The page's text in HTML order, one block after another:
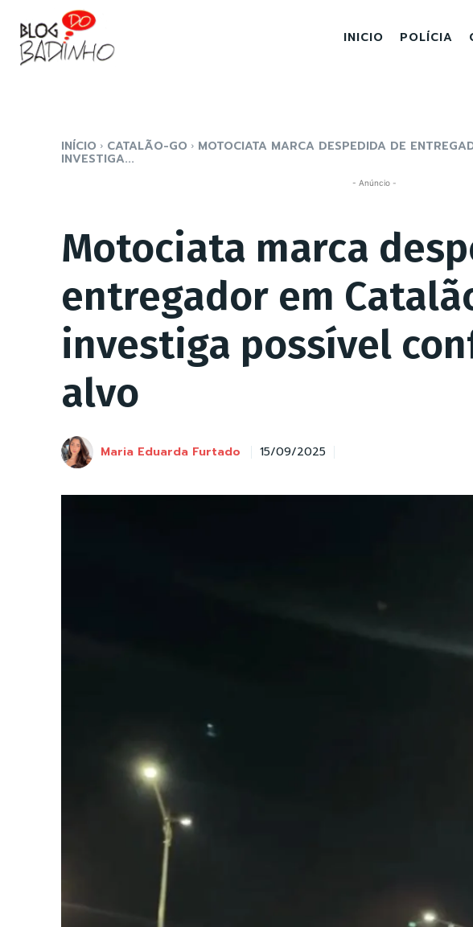
INICIO POLÍCIA
INÍCIO CATALÃO-GO MOTOCIATA MARCA DESPEDIDA DE
INVESTIGA...
- Anúncio -
Motociata marca
entregador em
investiga possível
alvo
Maria Eduarda Furtado 15/09/2025